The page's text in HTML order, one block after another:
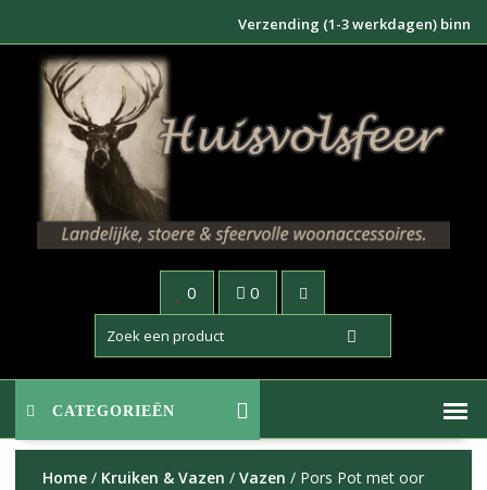
inhoud
Verzending (1-3 werkdagen) binnen
0 0
CATEGORIEËN
Home/ Kruiken & Vazen / Vazen / Pors Pot met oor